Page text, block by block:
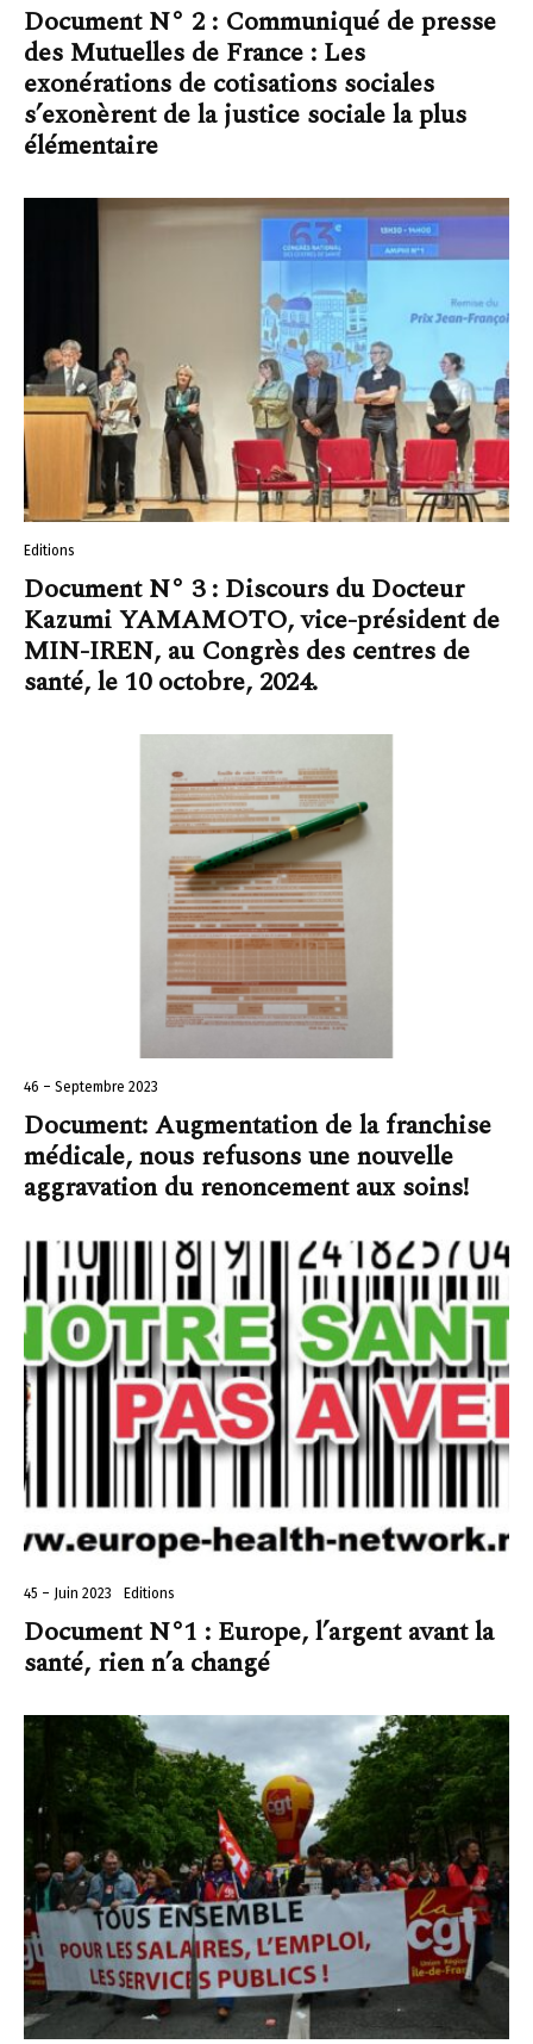
Document N° 2 : Communiqué de presse
des Mutuelles de France : Les
exonérations de cotisations sociales
s’exonèrent de la justice sociale la plus
élémentaire
Editions
Document N° 3 : Discours du Docteur
Kazumi YAMAMOTO, vice-président de
MIN-IREN, au Congrès des centres de
santé, le 10 octobre, 2024.
46 – Septembre 2023
Document: Augmentation de la franchise
médicale, nous refusons une nouvelle
aggravation du renoncement aux soins!
45 – Juin 2023 Editions
Document N°1 : Europe, l’argent avant la
santé, rien n’a changé